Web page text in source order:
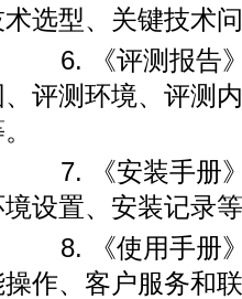
术选型、关键技术
6. 《评测报告》
、评测环境、评测
7. 《安装手册》
境设置、安装记录
8. 《使用手册》
操作、客户服务和